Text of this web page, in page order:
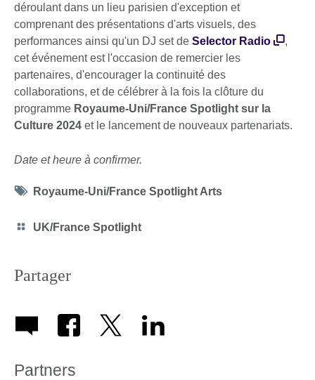
déroulant dans un lieu parisien d'exception et
comprenant des présentations d'arts visuels, des
performances ainsi qu'un DJ set de Selector Radio
,
cet événement est l'occasion de remercier les
partenaires, d'encourager la continuité des
collaborations, et de célébrer à la fois la clôture du
programme Royaume-Uni/France Spotlight sur la
Culture 2024 et le lancement de nouveaux partenariats.
Date et heure à confirmer.
Tag
Royaume-Uni/France Spotlight Arts
Category
UK/France Spotlight
Partager
Partners